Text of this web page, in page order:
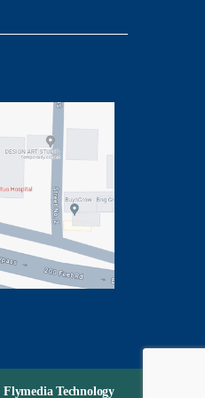
Flymedia Technology